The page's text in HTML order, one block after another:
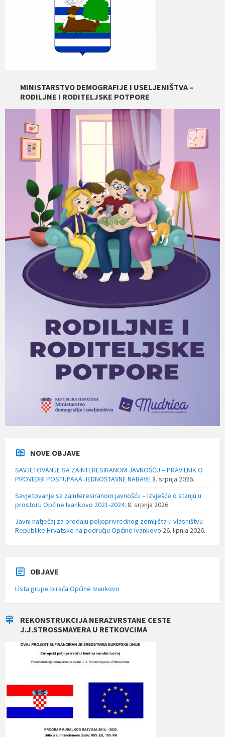
MINISTARSTVO DEMOGRAFIJE I USELJENIŠTVA –
RODILJNE I RODITELJSKE POTPORE
NOVE OBJAVE
SAVJETOVANJE SA ZAINTERESIRANOM JAVNOŠĆU – PRAVILNIK O
PROVEDBI POSTUPAKA JEDNOSTAVNE NABAVE8. srpnja 2026.
Savjetovanje sa zainteresiranom javnošću – Izvješće o stanju u
prostoru Općine Ivankovo 2021-2024. 8. srpnja 2026.
Javni natječaj za prodaju poljoprivrednog zemljišta u vlasništvu
Republike Hrvatske na području Općine Ivankovo 26. lipnja 2026.
OBJAVE
Lista grupe birača Općine Ivankovo
REKONSTRUKCIJA NERAZVRSTANE CESTE
J.J.STROSSMAYERA U RETKOVCIMA